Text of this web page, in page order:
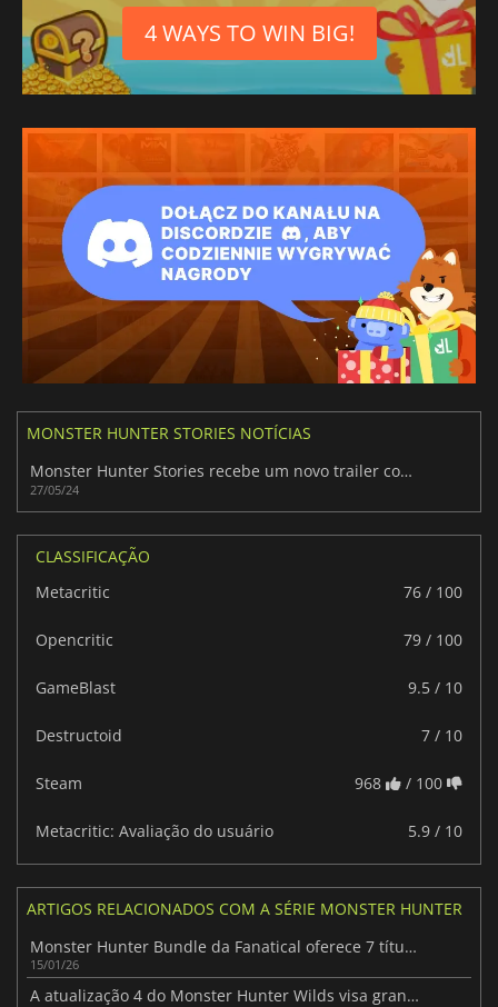
4 WAYS TO WIN BIG!
MONSTER HUNTER STORIES NOTÍCIAS
Monster Hunter Stories recebe um novo trailer com uma visão geral do jogo
27/05/24
CLASSIFICAÇÃO
Metacritic
76 / 100
Opencritic 79 / 100
GameBlast 9.5 / 10
Destructoid 7 / 10
Steam 968 / 100
Metacritic: Avaliação do usuário 5.9 / 10
ARTIGOS RELACIONADOS COM A SÉRIE MONSTER HUNTER
Monster Hunter Bundle da Fanatical oferece 7 títulos da Capcom a preços acessíveis
15/01/26
A atualização 4 do Monster Hunter Wilds visa grandes correcções de desempenho